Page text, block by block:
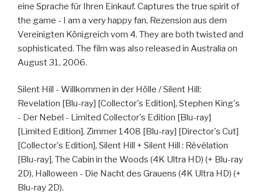
eine Sprache für Ihren Einkauf. Captures the true spirit of
the game - I am a very happy fan, Rezension aus dem
Vereinigten Königreich vom 4. They are both twisted and
sophisticated. The film was also released in Australia on
August 31, 2006.
Silent Hill - Willkommen in der Hölle / Silent Hill:
Revelation [Blu-ray] [Collector's Edition], Stephen King's
- Der Nebel - Limited Collector's Edition [Blu-ray]
[Limited Edition], Zimmer 1408 [Blu-ray] [Director's Cut]
[Collector's Edition], Silent Hill + Silent Hill : Révélation
[Blu-ray], The Cabin in the Woods (4K Ultra HD) (+ Blu-ray
2D), Halloween - Die Nacht des Grauens (4K Ultra HD) (+
Blu-ray 2D).